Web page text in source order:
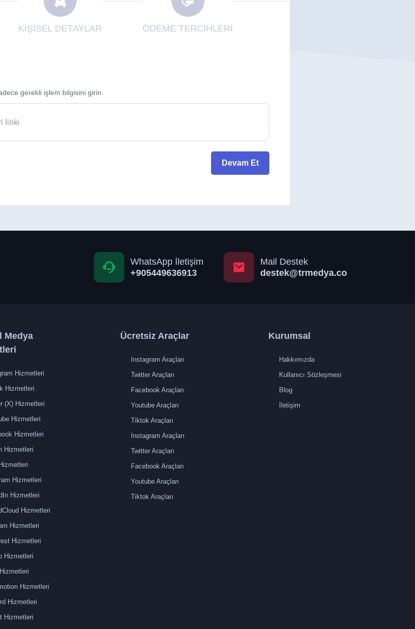
KİŞİSEL DETAYLAR ÖDEME TERCİHLERİ
gerekli işlem bilgisini girin.
Devam Et
WhatsApp İletişim
+905449636913
Mail Destek
destek@trmedya.co
Medya
Hizmetleri
Hizmetleri
(X) Hizmetleri
Hizmetleri
Hizmetleri
Hizmetleri
Hizmetleri
Hizmetleri
Hizmetleri
Hizmetleri
Hizmetleri
Hizmetleri
Hizmetleri
Hizmetleri
Hizmetleri
Ücretsiz Araçlar
Instagram Araçları
Twitter Araçları
Facebook Araçları
Youtube Araçları
Tiktok Araçları
Instagram Araçları
Twitter Araçları
Facebook Araçları
Youtube Araçları
Tiktok Araçları
Kurumsal
Hakkımızda
Kullanıcı Sözleşmesi
Blog
İletişim